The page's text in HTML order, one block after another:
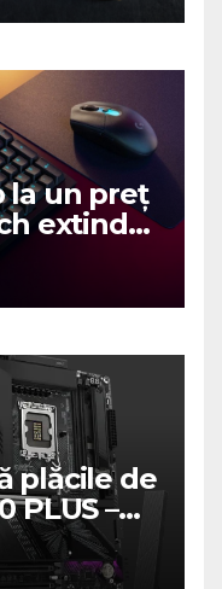
la un preț
extinde
și
plăcile de
PLUS –
nivel